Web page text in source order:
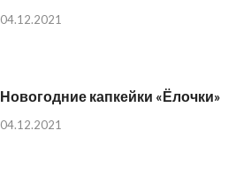
04.12.2021
Новогодние капкейки «Ёлочки»
04.12.2021